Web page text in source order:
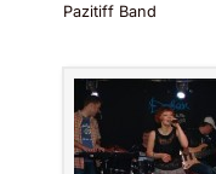
Pazitiff Band